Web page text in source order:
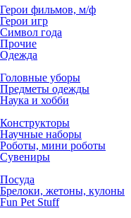
Герои фильмов, м/ф
Герои игр
Символ года
Прочие
Одежда
Головные уборы
Предметы одежды
Наука и хобби
Конструкторы
Научные наборы
Роботы, мини роботы
Сувениры
Посуда
Брелоки, жетоны, кулоны
Fun Pet Stuff